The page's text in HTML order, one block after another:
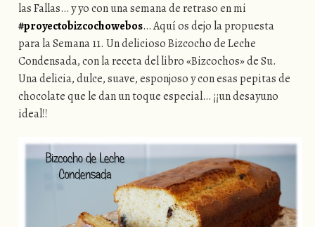
las Fallas… y yo con una semana de retraso en mi
#proyectobizcochowebos… Aquí os dejo la propuesta
para la Semana 11. Un delicioso Bizcocho de Leche
Condensada, con la receta del libro «Bizcochos» de Su.
Una delicia, dulce, suave, esponjoso y con esas pepitas de
chocolate que le dan un toque especial… ¡¡un desayuno
ideal!!